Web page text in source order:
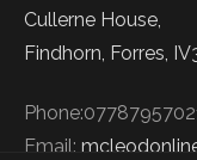
Cullerne House,
Findhorn, Forres,
Email: